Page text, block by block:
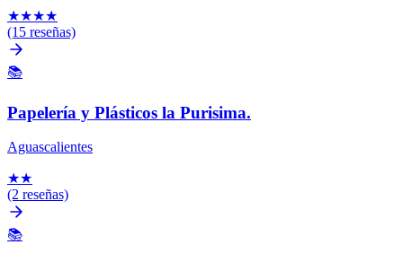
★★★★
(15 reseñas)
📚
Papelería y Plásticos la Purisima.
Aguascalientes
★★
(2 reseñas)
📚